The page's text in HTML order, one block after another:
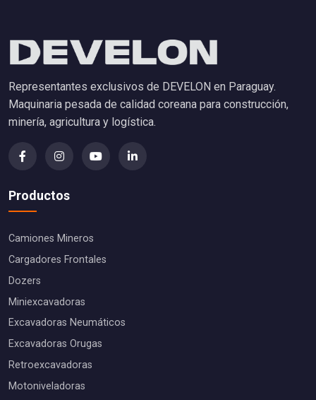
Representantes exclusivos de DEVELON en Paraguay.
Maquinaria pesada de calidad coreana para construcción,
minería, agricultura y logística.
Productos
Camiones Mineros
Cargadores Frontales
Dozers
Miniexcavadoras
Excavadoras Neumáticos
Excavadoras Orugas
Retroexcavadoras
Motoniveladoras